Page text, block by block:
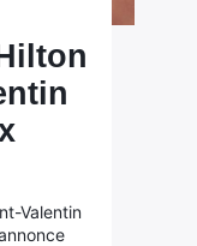
Valentin